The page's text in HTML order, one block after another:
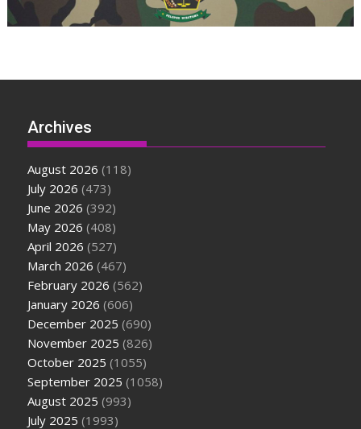
Archives
August 2026 (118)
July 2026 (473)
June 2026 (392)
May 2026 (408)
April 2026 (527)
March 2026 (467)
February 2026 (562)
January 2026 (606)
December 2025 (690)
November 2025 (826)
October 2025 (1055)
September 2025 (1058)
August 2025 (993)
July 2025 (1993)